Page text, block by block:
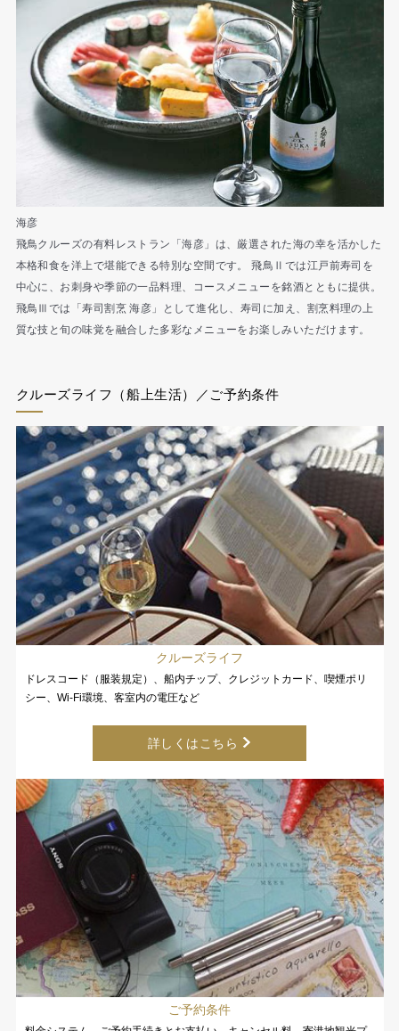
海彦
飛鳥クルーズの有料レストラン「海彦」は、厳選された海の幸を活かした
本格和食を洋上で堪能できる特別な空間です。 飛鳥Ⅱでは江戸前寿司を
中心に、お刺身や季節の一品料理、コースメニューを銘酒とともに提供。
飛鳥Ⅲでは「寿司割烹 海彦」として進化し、寿司に加え、割烹料理の上
質な技と旬の味覚を融合した多彩なメニューをお楽しみいただけます。
クルーズライフ（船上生活）／ご予約条件
クルーズライフ
ドレスコード（服装規定）、船内チップ、クレジットカード、喫煙ポリ
シー、Wi-Fi環境、客室内の電圧など
詳しくはこちら
ご予約条件